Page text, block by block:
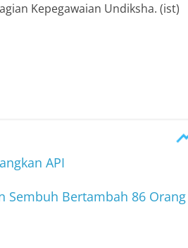
Kepegawaian Undiksha. (ist)
API
Sembuh Bertambah 86 Orang